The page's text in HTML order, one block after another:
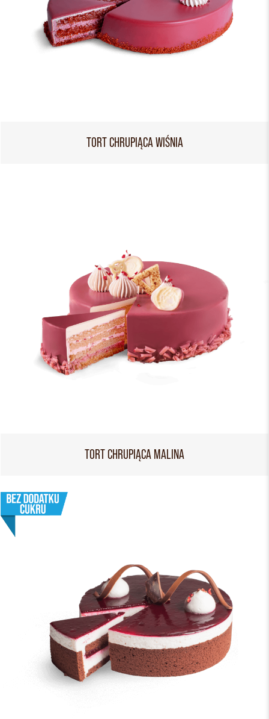
TORT CHRUPIĄCA WIŚNIA
TORT CHRUPIĄCA MALINA